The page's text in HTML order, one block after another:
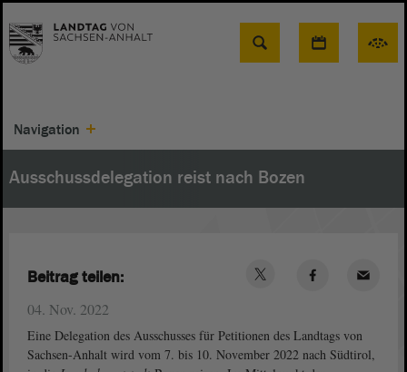
Suche
Navigation
Ausschussdelegation reist nach Bozen
04. Nov. 2022
Eine Delegation des Ausschusses für Petitionen des Landtags von
Sachsen-Anhalt wird vom 7. bis 10. November 2022 nach Südtirol,
Beitrag teilen: